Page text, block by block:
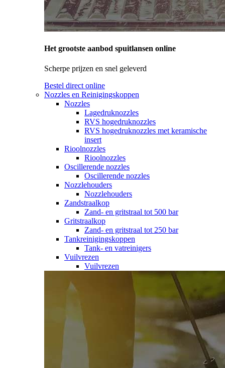
Het grootste aanbod spuitlansen online
Scherpe prijzen en snel geleverd
Bestel direct online
Nozzles en Reinigingskoppen
Nozzles
Lagedruknozzles
RVS hogedruknozzles
RVS hogedruknozzles met keramische
insert
Rioolnozzles
Rioolnozzles
Oscillerende nozzles
Oscillerende nozzles
Nozzlehouders
Nozzlehouders
Zandstraalkop
Zand- en gritstraal tot 500 bar
Gritstraalkop
Zand- en gritstraal tot 250 bar
Tankreinigingskoppen
Tank- en vatreinigers
Vuilvrezen
Vuilvrezen